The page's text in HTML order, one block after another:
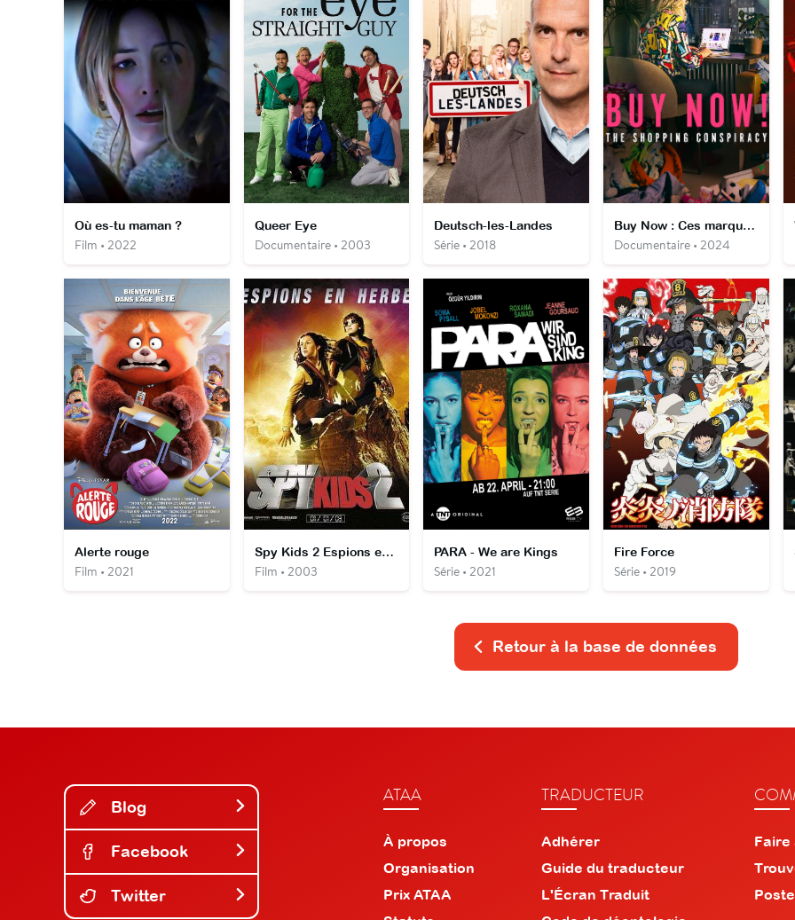
Où es-tu maman ?
Film • 2022
Queer Eye
Documentaire • 2003
Deutsch-les-Landes
Série • 2018
Buy Now : Ces marques qui nous manipulent
Documentaire • 2024
Alerte rouge
Film • 2021
Spy Kids 2 Espions en herbe
Film • 2003
PARA - We are Kings
Série • 2021
Fire Force
Série • 2019
Retour à la base de données
Blog
Facebook
Twitter
ATAA
À propos
Organisation
Prix ATAA
TRADUCTEUR
Adhérer
Guide du traducteur
L'Écran Traduit